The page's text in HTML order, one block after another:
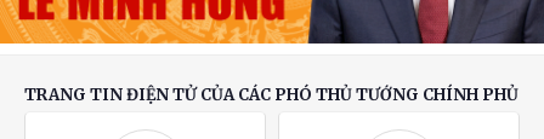
TRANG TIN ĐIỆN TỬ CỦA CÁC PHÓ THỦ TƯỚNG CHÍNH PHỦ